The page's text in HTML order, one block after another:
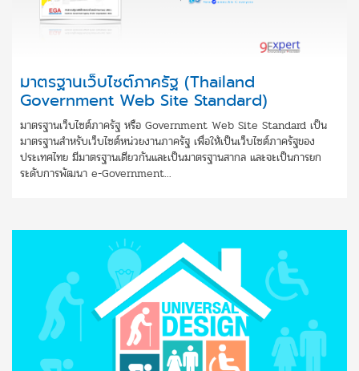
มาตรฐานเว็บไซต์ภาครัฐ (Thailand
Government Web Site Standard)
มาตรฐานเว็บไซต์ภาครัฐ หรือ Government Web Site Standard เป็น
มาตรฐานสำหรับเว็บไซต์หน่วยงานภาครัฐ เพื่อให้เป็นเว็บไซต์ภาครัฐของ
ประเทศไทย มีมาตรฐานเดียวกันและเป็นมาตรฐานสากล และจะเป็นการยก
ระดับการพัฒนา e-Government...